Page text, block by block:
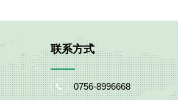
联系方式
0756-8996668